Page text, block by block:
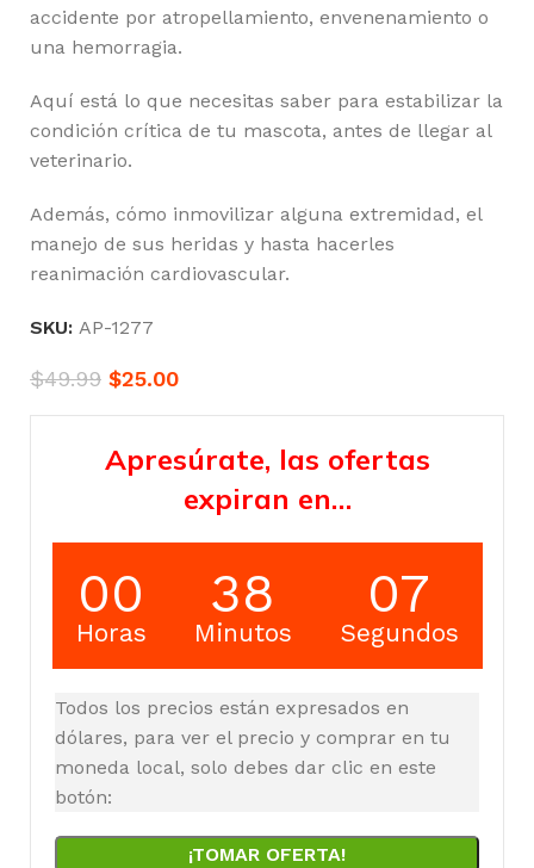
accidente por atropellamiento, envenenamiento o
una hemorragia.
Aquí está lo que necesitas saber para estabilizar la
condición crítica de tu mascota, antes de llegar al
veterinario.
Además, cómo inmovilizar alguna extremidad, el
manejo de sus heridas y hasta hacerles
reanimación cardiovascular.
SKU: AP-1277
$49.99 $25.00
Apresúrate, las ofertas
expiran en…
00
Horas
38
Minutos
07
Segundos
Todos los precios están expresados en
dólares, para ver el precio y comprar en tu
moneda local, solo debes dar clic en este
botón:
¡TOMAR OFERTA!